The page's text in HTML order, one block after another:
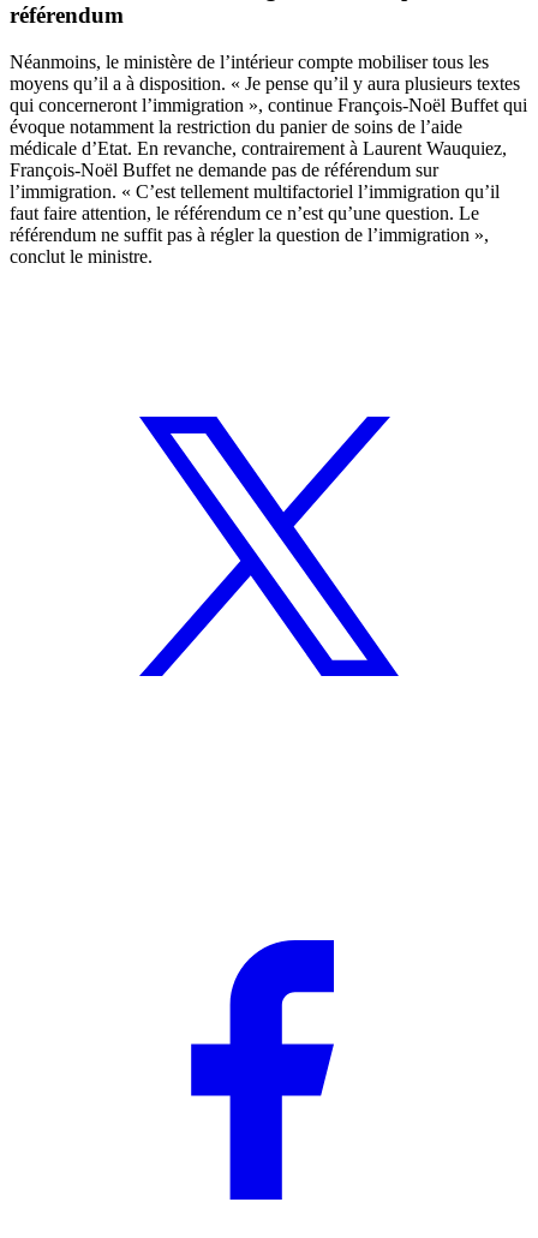
référendum
Néanmoins, le ministère de l’intérieur compte mobiliser tous les
moyens qu’il a à disposition. « Je pense qu’il y aura plusieurs textes
qui concerneront l’immigration », continue François-Noël Buffet qui
évoque notamment la restriction du panier de soins de l’aide
médicale d’Etat. En revanche, contrairement à Laurent Wauquiez,
François-Noël Buffet ne demande pas de référendum sur
l’immigration. « C’est tellement multifactoriel l’immigration qu’il
faut faire attention, le référendum ce n’est qu’une question. Le
référendum ne suffit pas à régler la question de l’immigration »,
conclut le ministre.